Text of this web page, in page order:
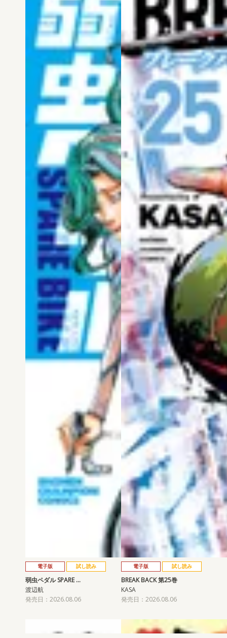
電子版 試し読み
弱虫ペダル SPARE …
渡辺航
発売日：2026.08.06
電子版 試し読み
BREAK BACK 第25巻
KASA
発売日：2026.08.06